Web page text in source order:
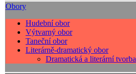
Obory
Hudební obor
Výtvarný obor
Taneční obor
Literárně-dramatický obor
Dramatická a literární tvorba